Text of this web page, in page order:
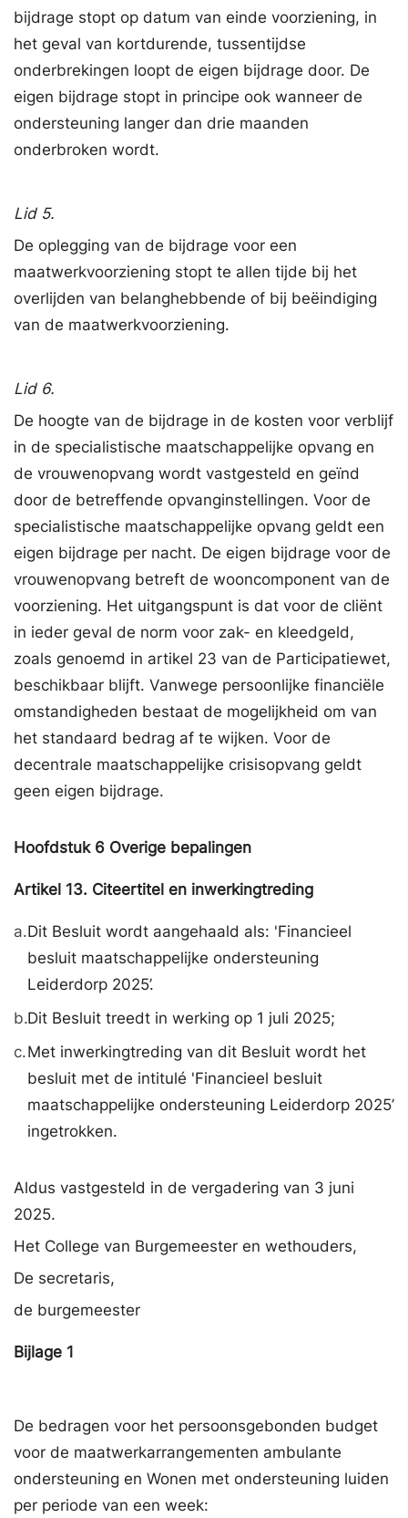
bijdrage stopt op datum van einde voorziening, in
het geval van kortdurende, tussentijdse
onderbrekingen loopt de eigen bijdrage door. De
eigen bijdrage stopt in principe ook wanneer de
ondersteuning langer dan drie maanden
onderbroken wordt.
Lid 5.
De oplegging van de bijdrage voor een
maatwerkvoorziening stopt te allen tijde bij het
overlijden van belanghebbende of bij beëindiging
van de maatwerkvoorziening.
Lid 6.
De hoogte van de bijdrage in de kosten voor verblijf
in de specialistische maatschappelijke opvang en
de vrouwenopvang wordt vastgesteld en geïnd
door de betreffende opvanginstellingen. Voor de
specialistische maatschappelijke opvang geldt een
eigen bijdrage per nacht. De eigen bijdrage voor de
vrouwenopvang betreft de wooncomponent van de
voorziening. Het uitgangspunt is dat voor de cliënt
in ieder geval de norm voor zak- en kleedgeld,
zoals genoemd in artikel 23 van de Participatiewet,
beschikbaar blijft. Vanwege persoonlijke financiële
omstandigheden bestaat de mogelijkheid om van
het standaard bedrag af te wijken. Voor de
decentrale maatschappelijke crisisopvang geldt
geen eigen bijdrage.
Hoofdstuk 6 Overige bepalingen
Artikel 13. Citeertitel en inwerkingtreding
a.Dit Besluit wordt aangehaald als: 'Financieel
besluit maatschappelijke ondersteuning
Leiderdorp 2025’.
b.Dit Besluit treedt in werking op 1 juli 2025;
c.Met inwerkingtreding van dit Besluit wordt het
besluit met de intitulé 'Financieel besluit
maatschappelijke ondersteuning Leiderdorp 2025’
ingetrokken.
Aldus vastgesteld in de vergadering van 3 juni
2025.
Het College van Burgemeester en wethouders,
De secretaris,
de burgemeester
Bijlage 1
De bedragen voor het persoonsgebonden budget
voor de maatwerkarrangementen ambulante
ondersteuning en Wonen met ondersteuning luiden
per periode van een week: